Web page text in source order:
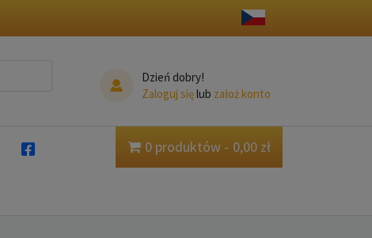
Dzień dobry!
Zaloguj sięlub założ konto
0 produktów 0,00 zł